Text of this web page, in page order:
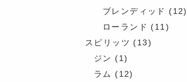
ブレンディッド
(12)
ローランド (11)
スピリッツ (13)
ジン (1)
ラム
(12)